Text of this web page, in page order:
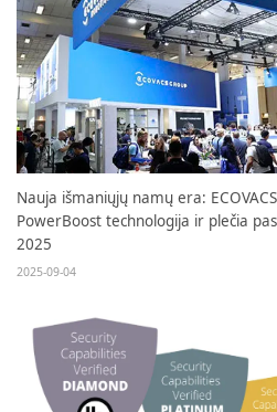
Nauja išmaniųjų namų era:
PowerBoost technologija ir plečia
2025
2025-09-04